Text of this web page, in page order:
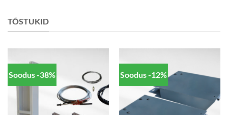
TÕSTUKID
Soodus -38% Soodus -12%